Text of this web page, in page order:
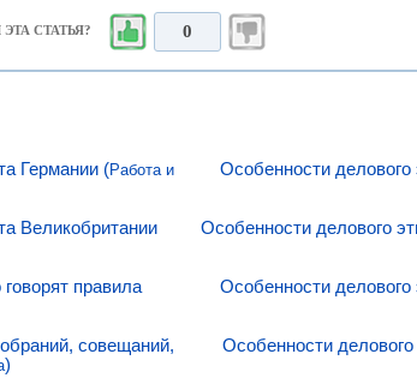
СТАТЬЯ? 0
Германии (Работа и
Великобритании
правила
совещаний,
)
Особенности делового
Особенности делового
Особенности делового
Особенности делового